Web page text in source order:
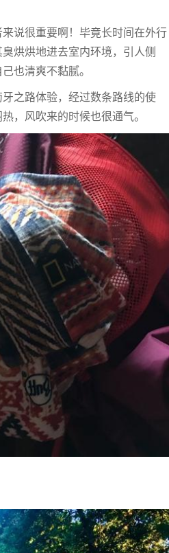
来说很重要啊！毕竟长时间在外行
烘烘地进去室内环境，引人侧
也清爽不黏腻。
之路体验，经过数条路线的使
，风吹来的时候也很通气。